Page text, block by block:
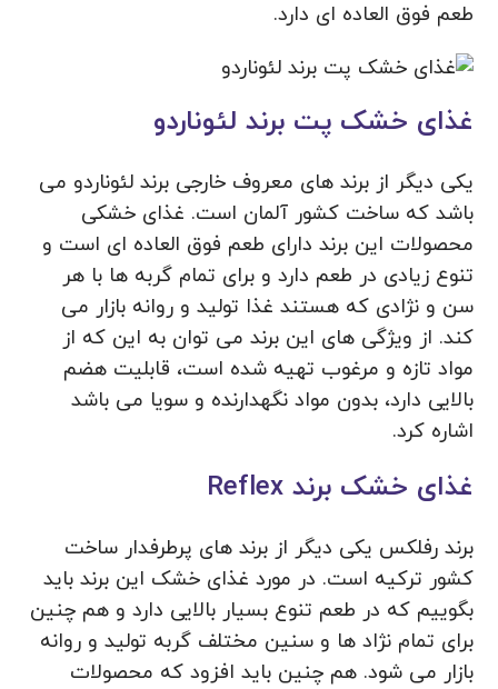
طعم فوق العاده ای دارد.
غذای خشک پت برند لئوناردو
یکی دیگر از برند های معروف خارجی برند لئوناردو می
باشد که ساخت کشور آلمان است. غذای خشکی
محصولات این برند دارای طعم فوق العاده ای است و
تنوع زیادی در طعم دارد و برای تمام گربه ها با هر
سن و نژادی که هستند غذا تولید و روانه بازار می
‌کند. از ویژگی های این برند می توان به این که از
مواد تازه و مرغوب تهیه شده است، قابلیت هضم
بالایی دارد، بدون مواد نگهدارنده و سویا می باشد
اشاره کرد.
غذای خشک برند Reflex
برند رفلکس یکی دیگر از برند های پرطرفدار ساخت
کشور ترکیه است. در مورد غذای خشک این برند باید
بگوییم که در طعم تنوع بسیار بالایی دارد و هم چنین
برای تمام نژاد ها و سنین مختلف گربه تولید و روانه
بازار می ‌شود. هم چنین باید افزود که محصولات